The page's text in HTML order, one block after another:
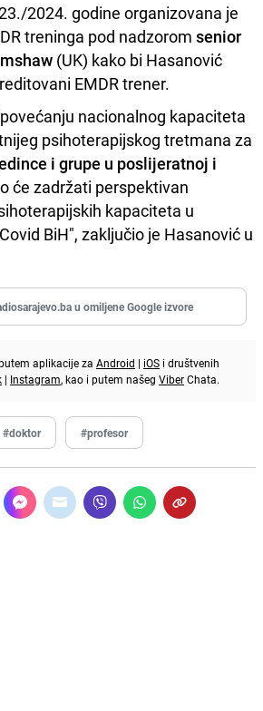
2024. godine organizovana je
treninga pod nadzorom senior
(UK) kako bi Hasanović
EMDR trener.
nacionalnog kapaciteta
psihoterapijskog tretmana za
i grupe u poslijeratnoj i
će zadržati perspektivan
kapaciteta u
BiH", zaključio je Hasanović u
u omiljene Google izvore
aplikacije za Android | iOS i društvenih
| Instagram, kao i putem našeg ViberChata.
#doktor #profesor